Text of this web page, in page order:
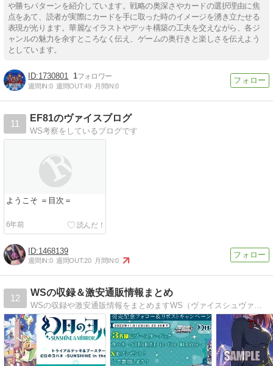
や勝ちパターンを紹介しています。戦略の奥深さやカードの選択理由に焦
点をあて、読者が実際にカードを手に取った時のイメージを湧き立たせる
表現が光ります。華麗なイラストやデッキ構築の工夫を交えながら、各ジ
ャンルの魅力を余すところなく伝え、ゲームの奥行きと楽しさを伝えよう
としています。
1730801 1
週間IN:0 週間OUT:49 月間IN:0
11
EF81のヴァイスブログ
WS考察をしているブログです
ようこそ ＝目次＝
6年前
1468139
週間IN:0 週間OUT:20 月間IN:0
12
WSの収録＆激安通販情報まとめ
WSの収録や激安通販情報をまとめますWS（ヴァイスシュヴァルツ）最新弾に収録されるカードの情報や激安通販情報を発信